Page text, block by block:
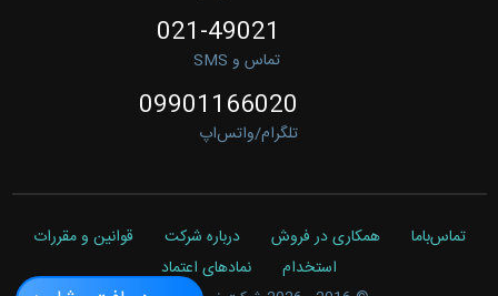
021-49021
تماس و SMS
09901166020
تلگرام/واتس‌اپ
تماس‌باما همکاری در فروش درباره شرکت
قوانین و مقررات
استخدام
نمادهای اعتماد